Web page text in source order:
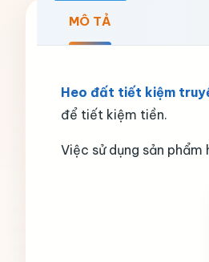
MÔ TẢ
Heo đất tiết kiệm
để tiết kiệm tiền.
Việc sử dụng sản